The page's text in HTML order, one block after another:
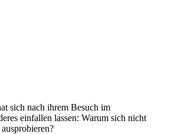
sich nach ihrem Besuch im
einfallen lassen: Warum sich nicht